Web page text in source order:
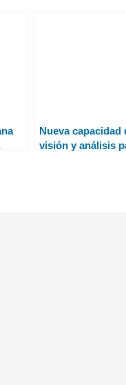
Nueva capacidad
visión y análisis